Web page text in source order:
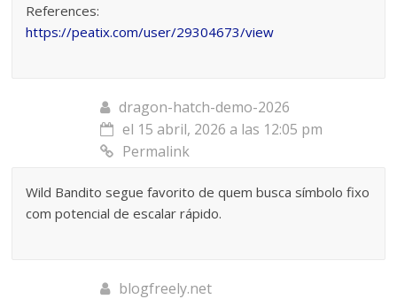
References:
https://peatix.com/user/29304673/view
dragon-hatch-demo-2026
el 15 abril, 2026 a las 12:05 pm
Permalink
Wild Bandito segue favorito de quem busca símbolo fixo
com potencial de escalar rápido.
blogfreely.net